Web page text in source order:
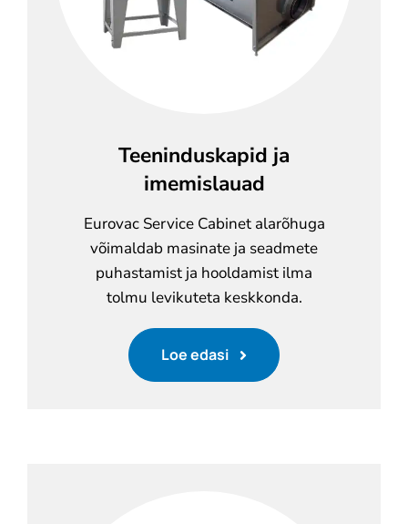
Teeninduskapid ja
imemislauad
Eurovac Service Cabinet alarõhuga
võimaldab masinate ja seadmete
puhastamist ja hooldamist ilma
tolmu levikuteta keskkonda.
Loe edasi